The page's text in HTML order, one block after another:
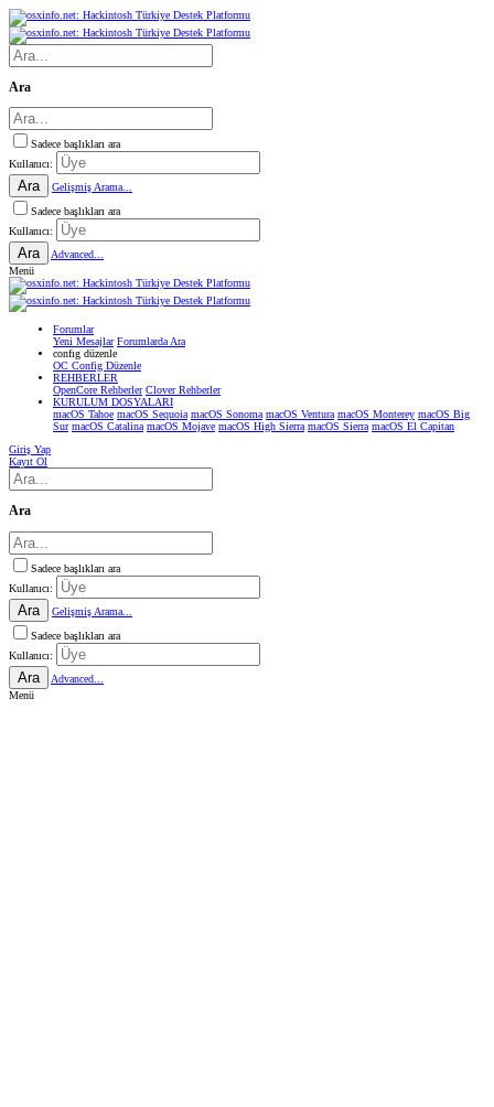
Ara
Sadece başlıkları ara
Kullanıcı:
Ara
Gelişmiş Arama...
Sadece başlıkları ara
Kullanıcı:
Ara
Advanced...
Menü
Forumlar
Yeni Mesajlar Forumlarda Ara
confıg düzenle
OC Config Düzenle
REHBERLER
OpenCore Rehberler Clover Rehberler
KURULUM DOSYALARI
macOS Tahoe macOS Sequoia macOS Sonoma macOS Ventura macOS Monterey macOS Big
Sur macOS Catalina macOS Mojave macOS High Sierra macOS Sierra macOS El Capitan
Giriş Yap
Kayıt Ol
Ara
Sadece başlıkları ara
Kullanıcı:
Ara
Gelişmiş Arama...
Sadece başlıkları ara
Kullanıcı:
Ara
Advanced...
Menü